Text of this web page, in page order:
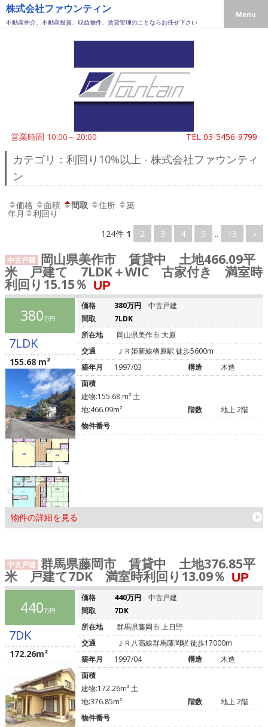
株式会社ファウンティン
不動産仲介、不動産投資、収益物件、賃貸管理のことならお任せ下さい
営業時間 10:00～20:00 TEL 03-5456-9799
Menu
カテゴリ：利回り10%以上 - 株式会社ファウンティ
ン
価格 面積 間取 住所 築
年月
利回り
124件 1 2 3 4 5 .. 13 »
中古戸建 岡山県美作市 賃貸中 土地466.09平
米 戸建て 7LDK＋WIC 古家付き 満室時
利回り15.15％ UP
380万円
7LDK
155.68 m²
物件の詳細を見る
価格 380万円
中古戸建
間取
7LDK
所在地
岡山県美作市 大原
交通
ＪＲ姫新線楢原駅 徒歩5600m
築年月
1997/03 構造
木造
面積
建物:155.68 m² 土
地:466.09m²
階数
地上 2階
物件番号
中古戸建 群馬県藤岡市 賃貸中 土地376.85平
米 戸建て7DK 満室時利回り13.09％ UP
440万円
7DK
172.26m²
価格 440万円
中古戸建
間取
7DK
所在地
群馬県藤岡市 上日野
交通
ＪＲ八高線群馬藤岡駅 徒歩17000m
築年月
1997/04 構造
木造
面積
建物:172.26m² 土
地:376.85m²
階数
地上 2階
物件番号